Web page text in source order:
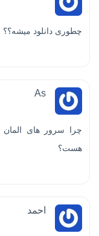
چطوری دانلود میشه؟؟
As
چرا سرور های
هست؟
احمد